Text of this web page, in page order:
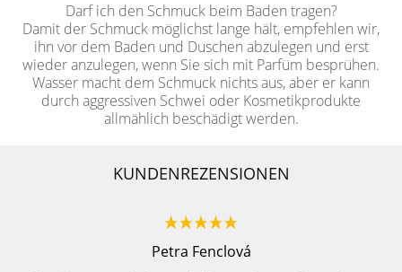
Darf ich den Schmuck beim Baden tragen?
Damit der Schmuck möglichst lange hält, empfehlen wir,
ihn vor dem Baden und Duschen abzulegen und erst
wieder anzulegen, wenn Sie sich mit Parfüm besprühen.
Wasser macht dem Schmuck nichts aus, aber er kann
durch aggressiven Schwei oder Kosmetikprodukte
allmählich beschädigt werden.
KUNDENREZENSIONEN
Petra Fenclová